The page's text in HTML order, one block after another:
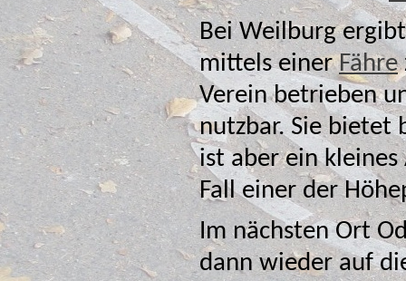
Bei Weilburg ergibt
mittels einerFährezu queren. Die Fähre wird von einem
Verein betrieben und ist deshalb nur am Wochenende
nutzbar. Sie bietet
ist aber ein
Im nächsten Ort
dann wieder auf die